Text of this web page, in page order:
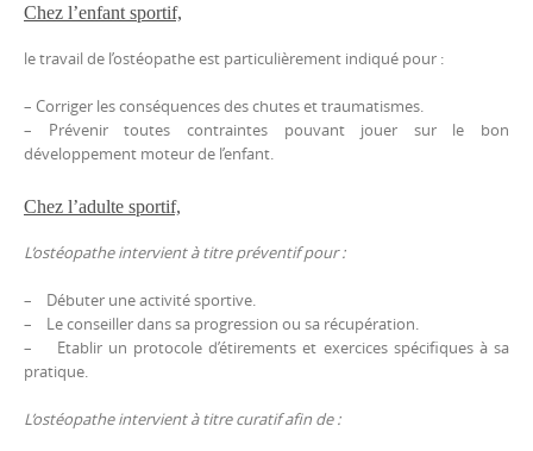
Chez l’enfant sportif,
le travail de l’ostéopathe est particulièrement indiqué pour :
– Corriger les conséquences des chutes et traumatismes.
– Prévenir toutes contraintes pouvant jouer sur le bon
développement moteur de l’enfant.
Chez l’adulte sportif,
L’ostéopathe intervient à titre préventif pour :
– Débuter une activité sportive.
– Le conseiller dans sa progression ou sa récupération.
– Etablir un protocole d’étirements et exercices spécifiques à sa
pratique.
L’ostéopathe intervient à titre curatif afin de :